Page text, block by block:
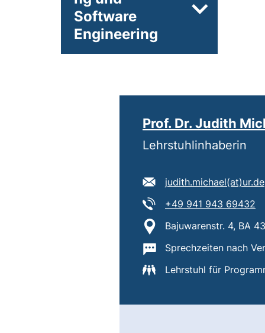
Software
Engineering
Unterseiten
Prof. Dr. Judith
Lehrstuhlinhaberin
E-Mail Adresse:
judith.michael​(at)​ur.de
Tel:
+49 941 943 69432
Standort:
Bajuwarenstr. 4, BA
Wichtige
Sprechzeiten nach
Lehrstuhl für